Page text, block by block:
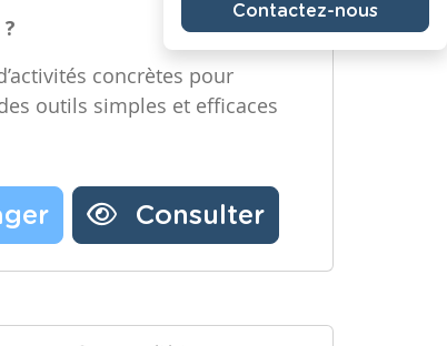
concrètes pour
outils simples et efficaces
Consulter
Contactez-nous